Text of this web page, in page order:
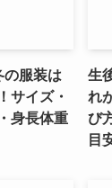
の服装は
サイズ・
身長体重
生
れ
び
目